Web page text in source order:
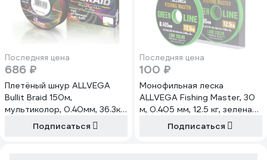
Последняя цена
686 ₽
Плетёный шнур ALLVEGA
Bullit Braid 150м,
мультиколор, 0.40мм, 36.3кг
BB150MC40Подписаться
Последняя цена
100 ₽
Монофильная леска
ALLVEGA Fishing Master, 30
м, 0.405 мм, 12.5 кг, зеленая
FMGL30405Подписаться